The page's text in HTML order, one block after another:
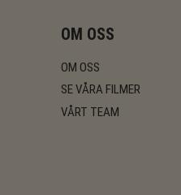
OM OSS
OM OSS
SE VÅRA FILMER
VÅRT TEAM